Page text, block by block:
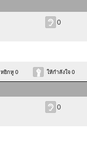
0
หยิกหู 0 ให้กำลังใจ 0
0